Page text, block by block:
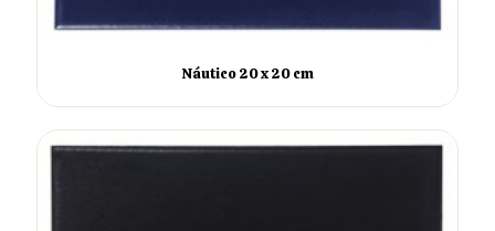
Náutico 20 x 20 cm